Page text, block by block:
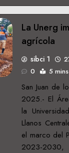
La Unerg
agrícola
sibci 1
0
5 mins
San Juan de
2025.- El
la
Llanos
el marco del
2023-